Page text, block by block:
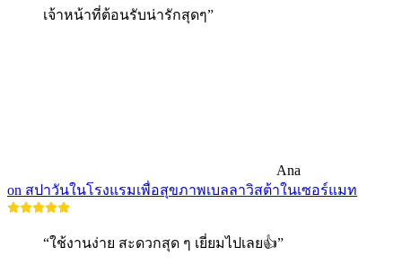
เจ้าหน้าที่ต้อนรับน่ารักสุดๆ”
Ana
on สปาวันในโรงแรมเพื่อสุขภาพเบลลาวิสต้าในเซอร์แมท
“ใช้งานง่าย สะดวกสุด ๆ เยี่ยมไปเลย👍”